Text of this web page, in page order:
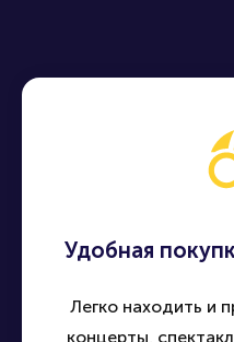
Удобная
Легко находить и
концерты,